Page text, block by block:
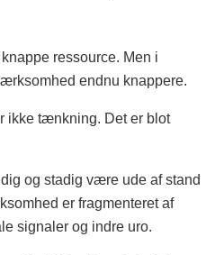
ressource. Men i
endnu knappere.
ikke tænkning. Det er blot
og stadig være ude af stand
er fragmenteret af
signaler og indre uro.